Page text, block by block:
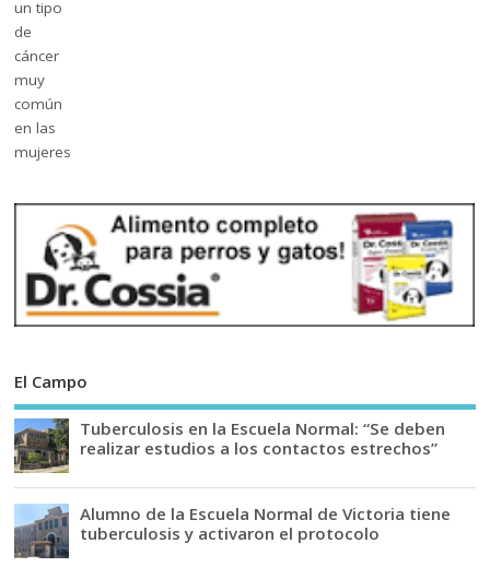
El Campo
Tuberculosis en la Escuela Normal: “Se deben
realizar estudios a los contactos estrechos”
Alumno de la Escuela Normal de Victoria tiene
tuberculosis y activaron el protocolo